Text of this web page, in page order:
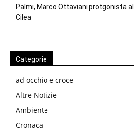
Palmi, Marco Ottaviani protgonista
Cilea
Categorie
ad occhio e croce
Altre Notizie
Ambiente
Cronaca